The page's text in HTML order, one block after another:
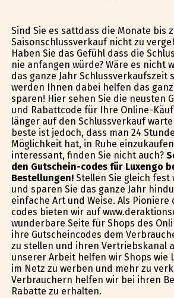
Sind Sie es sattdass die Monate bis
Saisonschlussverkauf nicht zu
Haben Sie das Gefühl dass die
nie anfangen würde? Wäre es nicht
das ganze Jahr Schlussverkaufszeit
werden Ihnen dabei helfen das
sparen! Hier sehen Sie die neusten
und Rabattcode für Ihre Online-
länger auf den Schlussverkauf
beste ist jedoch, dass man 24
Möglichkeit hat, in Ruhe
interessant, finden Sie nicht auch?
den Gutschein-codes für Luxengo
Bestellungen!Stellen Sie gleich fest
und sparen Sie das ganze Jahr
einfache Art und Weise. Als Pioniere
codes bieten wir auf
wunderbare Seite für Shops des
ihre Gutscheincodes dem
zu stellen und ihren Vertriebskanal
unserer Arbeit helfen wir Shops wie
im Netz zu werben und mehr zu
Verbrauchern helfen wir bei ihren
Rabatte zu erhalten.